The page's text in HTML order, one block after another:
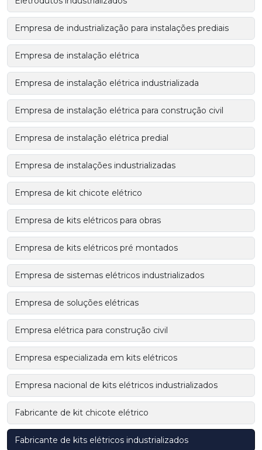
Empresa de industrialização para instalações prediais
Empresa de instalação elétrica
Empresa de instalação elétrica industrializada
Empresa de instalação elétrica para construção civil
Empresa de instalação elétrica predial
Empresa de instalações industrializadas
Empresa de kit chicote elétrico
Empresa de kits elétricos para obras
Empresa de kits elétricos pré montados
Empresa de sistemas elétricos industrializados
Empresa de soluções elétricas
Empresa elétrica para construção civil
Empresa especializada em kits elétricos
Empresa nacional de kits elétricos industrializados
Fabricante de kit chicote elétrico
Fabricante de kits elétricos industrializados